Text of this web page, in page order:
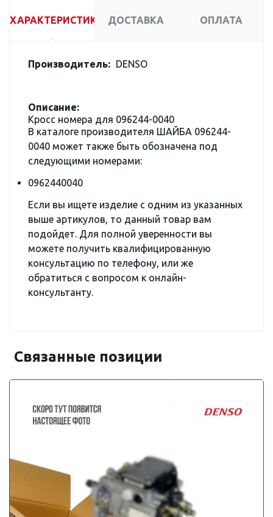
ХАРАКТЕРИСТИКИ ДОСТАВКА ОПЛАТА
Производитель: DENSO
Описание:
Кросс номера для 096244-0040
В каталоге производителя ШАЙБА 096244-
0040 может также быть обозначена под
следующими номерами:
0962440040
Если вы ищете изделие с одним из указанных
выше артикулов, то данный товар вам
подойдет. Для полной уверенности вы
можете получить квалифицированную
консультацию по телефону, или же
обратиться с вопросом к онлайн-
консультанту.
Связанные позиции